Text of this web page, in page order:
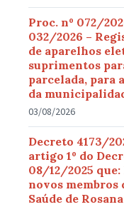
Proc. nº 072/
032/2026 –
de aparelhos
suprimentos
parcelada, para
da
03/08/2026
Decreto 4173/
artigo 1º do
08/12/2025 que:
novos
Saúde de Rosana